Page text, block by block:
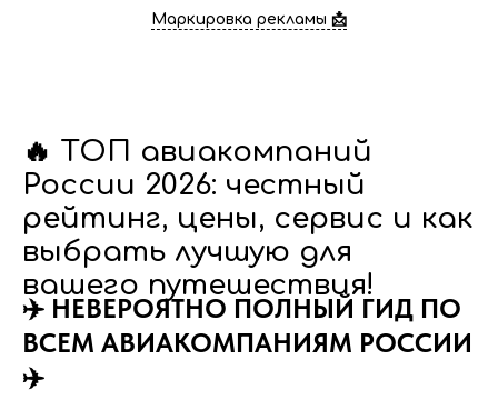
Маркировка рекламы 📩
🔥 ТОП авиакомпаний
России 2026: честный
рейтинг, цены, сервис и как
выбрать лучшую для
вашего путешествия!
✈️ НЕВЕРОЯТНО ПОЛНЫЙ ГИД ПО
ВСЕМ АВИАКОМПАНИЯМ РОССИИ
✈️